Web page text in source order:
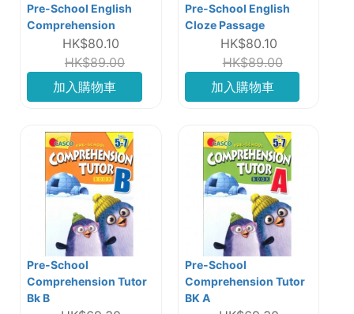
Pre-School English
Comprehension
HK$80.10
HK$89.00
加入購物車
Pre-School English
Cloze Passage
HK$80.10
HK$89.00
加入購物車
Pre-School
Comprehension Tutor
Bk B
Pre-School
Comprehension Tutor
BK A